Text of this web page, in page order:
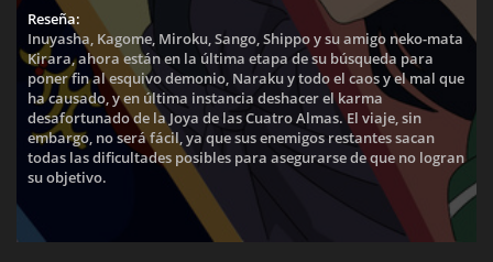
Reseña:
Inuyasha, Kagome, Miroku, Sango, Shippo y su amigo neko-mata
Kirara, ahora están en la última etapa de su búsqueda para
poner fin al esquivo demonio, Naraku y todo el caos y el mal que
ha causado, y en última instancia deshacer el karma
desafortunado de la Joya de las Cuatro Almas. El viaje, sin
embargo, no será fácil, ya que sus enemigos restantes sacan
todas las dificultades posibles para asegurarse de que no logran
su objetivo.